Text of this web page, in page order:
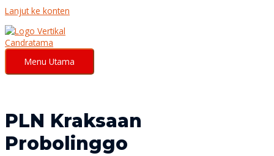
Lanjut ke konten
Menu Utama
PLN Kraksaan
Probolinggo